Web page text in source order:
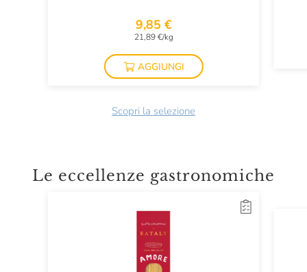
9,85 €
21,89 €/kg
AGGIUNGI
Scopri la selezione
Le eccellenze gastronomiche